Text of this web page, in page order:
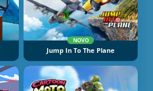
NOVO
Jump In To The Plane